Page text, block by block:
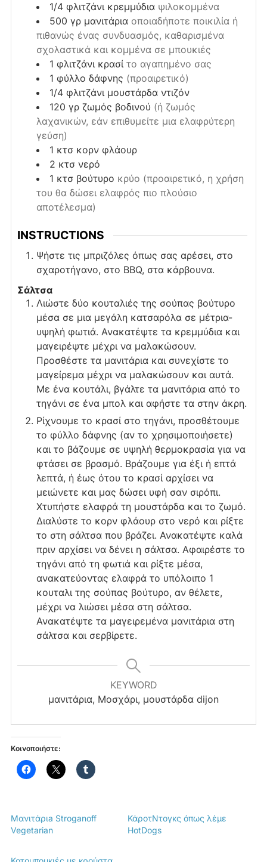
1/4 φλιτζάνι κρεμμύδια ψιλοκομμένα
500 γρ μανιτάρια οποιαδήποτε ποικιλία ή
πιθανώς ένας συνδυασμός, καθαρισμένα
σχολαστικά και κομμένα σε μπουκιές
1 φλιτζάνι κρασί το αγαπημένο σας
1 φύλλο δάφνης (προαιρετικό)
1/4 φλιτζάνι μουστάρδα ντιζόν
120 γρ ζωμός βοδινού (ή ζωμός
λαχανικών, εάν επιθυμείτε μια ελαφρύτερη
γεύση)
1 κτσ κορν φλάουρ
2 κτσ νερό
1 κτσ βούτυρο κρύο (προαιρετικό, η χρήση
του θα δώσει ελαφρός πιο πλούσιο
αποτέλεσμα)
INSTRUCTIONS
Ψήστε τις μπριζόλες όπως σας αρέσει, στο
σχαροτήγανο, στο BBQ, στα κάρβουνα.
Σάλτσα
Λιώστε δύο κουταλιές της σούπας βούτυρο
μέσα σε μια μεγάλη κατσαρόλα σε μέτρια-
υψηλή φωτιά. Ανακατέψτε τα κρεμμύδια και
μαγειρέψτε μέχρι να μαλακώσουν.
Προσθέστε τα μανιτάρια και συνεχίστε το
μαγείρεμα μέχρι να μαλακώσουν και αυτά.
Με ένα κουτάλι, βγάλτε τα μανιτάρια από το
τηγάνι σε ένα μπολ και αφήστε τα στην άκρη.
Ρίχνουμε το κρασί στο τηγάνι, προσθέτουμε
το φύλλο δάφνης (αν το χρησιμοποιήσετε)
και το βάζουμε σε υψηλή θερμοκρασία για να
φτάσει σε βρασμό. Βράζουμε για έξι ή επτά
λεπτά, ή έως ότου το κρασί αρχίσει να
μειώνετε και μας δώσει υφή σαν σιρόπι.
Χτυπήστε ελαφρά τη μουστάρδα και το ζωμό.
Διαλύστε το κορν φλάουρ στο νερό και ρίξτε
το στη σάλτσα που βράζει. Ανακατέψτε καλά
πριν αρχίσει να δένει η σάλτσα. Αφαιρέστε το
τηγάνι από τη φωτιά και ρίξτε μέσα,
ανακατεύοντας ελαφρά το υπόλοιπο 1
κουταλι της σούπας βούτυρο, αν θέλετε,
μέχρι να λιώσει μέσα στη σάλτσα.
Ανακατέψτε τα μαγειρεμένα μανιτάρια στη
σάλτσα και σερβίρετε.
KEYWORD
μανιτάρια, Μοσχάρι, μουστάρδα dijon
Κοινοποιήστε:
Μανιτάριa Stroganoff
Vegetarian
ΚάροτΝτογκς όπως λέμε
HotDogs